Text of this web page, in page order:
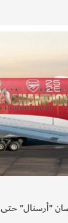
"أرسنال" حتى 2033